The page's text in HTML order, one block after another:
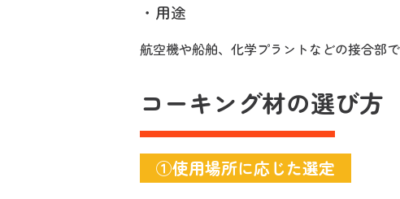
・用途
航空機や船舶、化学プラントなどの接合部で
コーキング材の選び方
①使用場所に応じた選定